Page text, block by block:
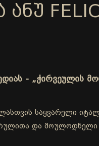
- „ჭირვეულის
საყვარელი
და მოულოდნელი